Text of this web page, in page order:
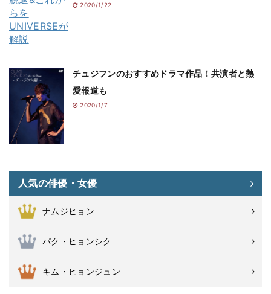
2020/1/22
チュジフンのおすすめドラマ作品！共演者と熱
愛報道も
2020/1/7
人気の俳優・女優
ナムジヒョン
パク・ヒョンシク
キム・ヒョンジュン